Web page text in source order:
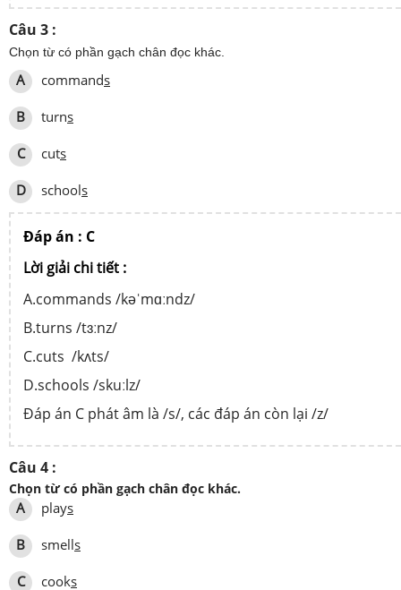
Câu 3 :
Chọn từ có phần gạch chân đọc khác.
A commands
B turns
C cuts
D schools
Đáp án : C
Lời giải chi tiết :
A.commands /kəˈmɑːndz/
B.turns /tɜːnz/
C.cuts /kʌts/
D.schools /skuːlz/
Đáp án C phát âm là /s/, các đáp án còn lại /z/
Câu 4 :
Chọn từ có phần gạch chân đọc khác.
A plays
B smells
C cooks